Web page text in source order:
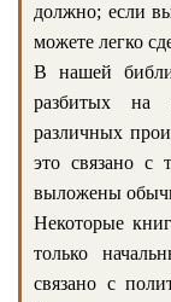
должно; если
можете легко
В нашей
разбитых на
различных
это связано с
выложены
Некоторые
только
связано с